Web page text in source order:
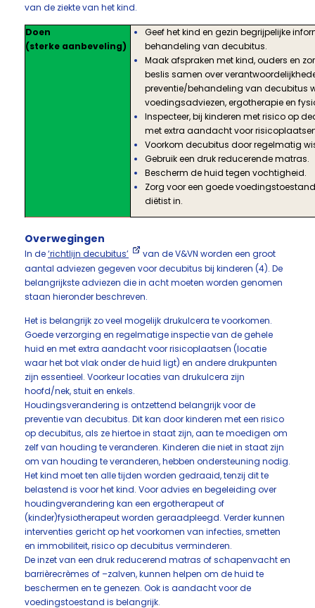
van de ziekte van het kind.
Doen
(sterke aanbeveling)
Geef het kind en gezin begrijpelijke
behandeling van decubitus.
Maak afspraken met kind, ouders en
beslis samen over
preventie/behandeling van decubitus
voedingsadviezen, ergotherapie en
Inspecteer, bij kinderen met risico op
met extra aandacht voor
Voorkom decubitus door regelmatig
Gebruik een druk reducerende matras.
Bescherm de huid tegen vochtigheid.
Zorg voor een goede
diëtist in.
Overwegingen
In de‘richtlijn decubitus’
van de V&VN worden een groot
aantal adviezen gegeven voor decubitus bij kinderen (4). De
belangrijkste adviezen die in acht moeten worden genomen
staan hieronder beschreven.
Het is belangrijk zo veel mogelijk drukulcera te voorkomen.
Goede verzorging en regelmatige inspectie van de gehele
huid en met extra aandacht voor risicoplaatsen (locatie
waar het bot vlak onder de huid ligt) en andere drukpunten
zijn essentieel. Voorkeur locaties van drukulcera zijn
hoofd/nek, stuit en enkels.
Houdingsverandering is ontzettend belangrijk voor de
preventie van decubitus. Dit kan door kinderen met een risico
op decubitus, als ze hiertoe in staat zijn, aan te moedigen om
zelf van houding te veranderen. Kinderen die niet in staat zijn
om van houding te veranderen, hebben ondersteuning nodig.
Het kind moet ten alle tijden worden gedraaid, tenzij dit te
belastend is voor het kind. Voor advies en begeleiding over
houdingverandering kan een ergotherapeut of
(kinder)fysiotherapeut worden geraadpleegd. Verder kunnen
interventies gericht op het voorkomen van infecties, smetten
en immobiliteit, risico op decubitus verminderen.
De inzet van een druk reducerend matras of schapenvacht en
barrièrecrèmes of –zalven, kunnen helpen om de huid te
beschermen en te genezen. Ook is aandacht voor de
voedingstoestand is belangrijk.